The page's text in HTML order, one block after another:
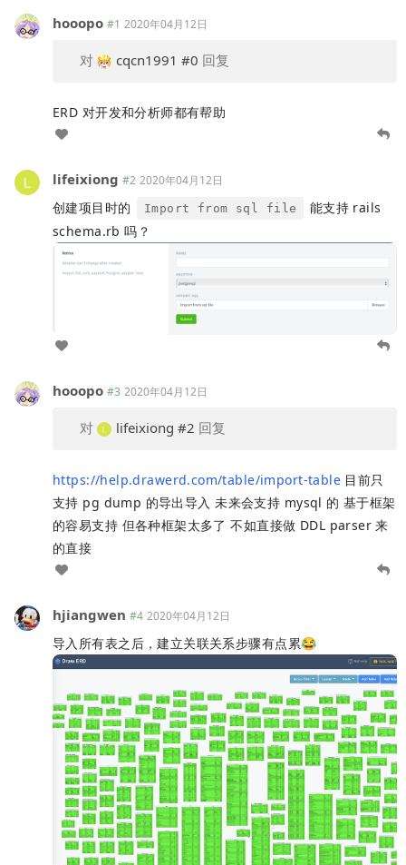
hooopo #1 2020年04月12日
对 cqcn1991 #0 回复
ERD 对开发和分析师都有帮助
lifeixiong #2 2020年04月12日
创建项目时的 Import from sql file
能支持 rails
schema.rb 吗？
hooopo #3 2020年04月12日
对 lifeixiong #2 回复
https://help.drawerd.com/table/import-table 目前只
支持 pg dump 的导出导入 未来会支持 mysql 的 基于框架
的容易支持 但各种框架太多了 不如直接做 DDL parser 来
的直接
hjiangwen #4 2020年04月12日
导入所有表之后，建立关联关系步骤有点累😂